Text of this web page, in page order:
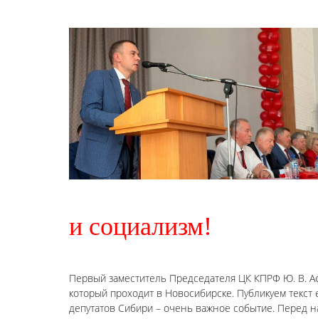
и социализм!
Первый заместитель Председателя ЦК КПРФ Ю. В.
который проходит в Новосибирске. Публикуем
депутатов Сибири – очень важное событие. Перед